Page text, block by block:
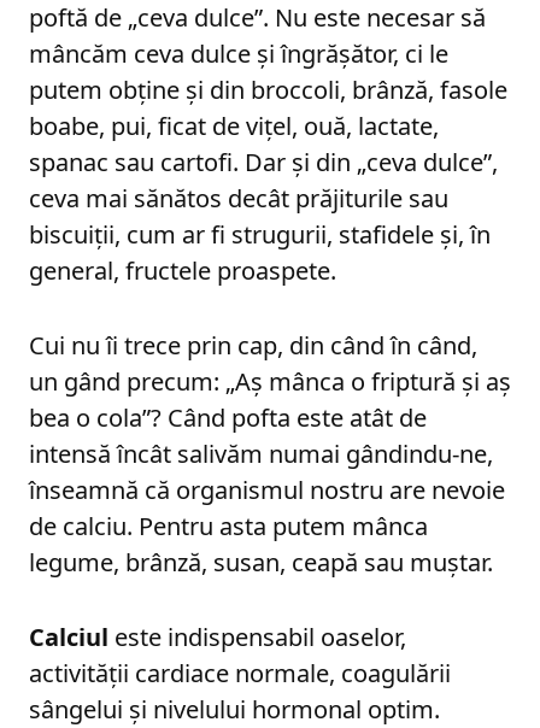
poftă de „ceva dulce”. Nu este necesar să
mâncăm ceva dulce și îngrășător, ci le
putem obține și din broccoli, brânză, fasole
boabe, pui, ficat de vițel, ouă, lactate,
spanac sau cartofi. Dar și din „ceva dulce”,
ceva mai sănătos decât prăjiturile sau
biscuiții, cum ar fi strugurii, stafidele și, în
general, fructele proaspete.
Cui nu îi trece prin cap, din când în când,
un gând precum: „Aș mânca o friptură și aș
bea o cola”? Când pofta este atât de
intensă încât salivăm numai gândindu-ne,
înseamnă că organismul nostru are nevoie
de calciu. Pentru asta putem mânca
legume, brânză, susan, ceapă sau muștar.
Calciul este indispensabil oaselor,
activității cardiace normale, coagulării
sângelui și nivelului hormonal optim.